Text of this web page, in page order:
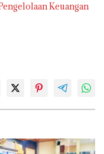
Keuangan